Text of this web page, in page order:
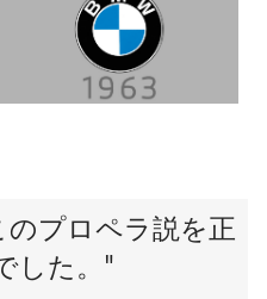
プロペラ説を正
した。"